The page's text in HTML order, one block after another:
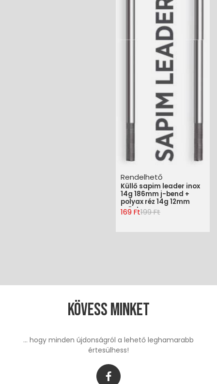
Rendelhető
Küllő sapim leader inox
14g 186mm j-bend +
polyax réz 14g 12mm
ezüst
169 Ft199 Ft
Kövess minket
... hogy minden újdonságról a lehető leghamarabb
értesülhess!